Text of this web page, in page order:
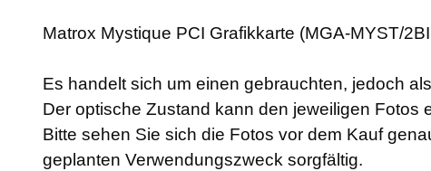
Matrox Mystique PCI Grafikkarte (MGA-MYST/
Es handelt sich um einen gebrauchten, jedoch
Der optische Zustand kann den jeweiligen Fotos
Bitte sehen Sie sich die Fotos vor dem Kauf
geplanten Verwendungszweck sorgfältig.